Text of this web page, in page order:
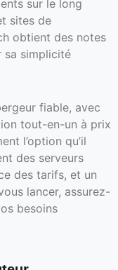
sur le long
sites de
obtient des notes
sa simplicité
fiable, avec
tout-en-un à prix
l’option qu’il
des serveurs
des tarifs, et un
lancer, assurez-
besoins